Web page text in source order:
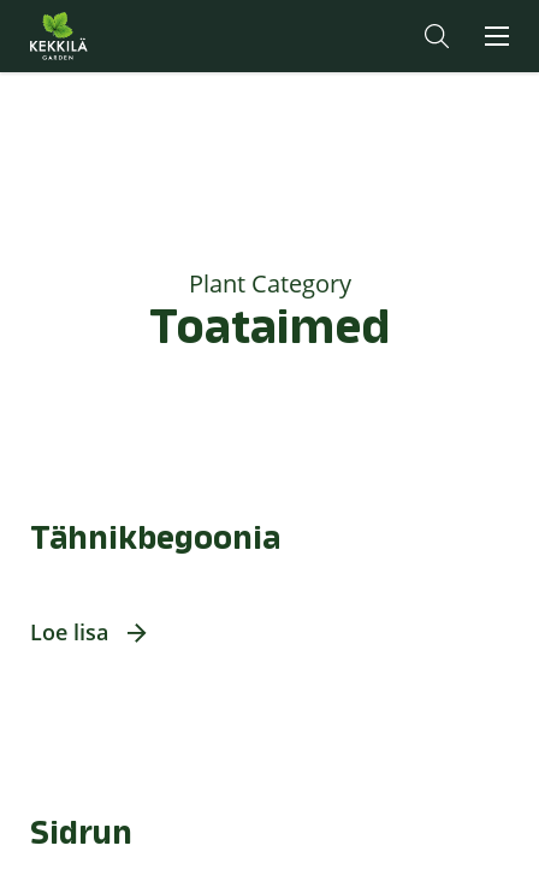
Plant Category
Toataimed
Tähnikbegoonia
Loe lisa
Sidrun